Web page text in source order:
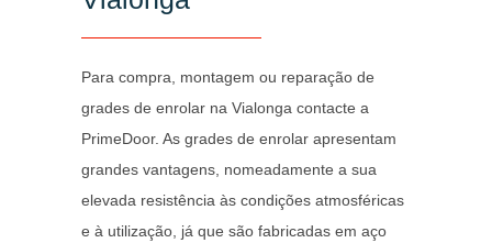
Para compra, montagem ou reparação de
grades de enrolar na Vialonga contacte a
PrimeDoor. As grades de enrolar apresentam
grandes vantagens, nomeadamente a sua
elevada resistência às condições atmosféricas
e à utilização, já que são fabricadas em aço